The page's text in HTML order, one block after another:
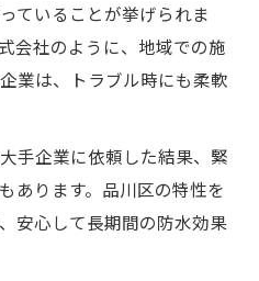
経年劣化を防ぐメンテナ
防水選びの実践的チェッ
で押さえるべきチェッ
信頼性を高める選定ポイ
ていることが挙げられま
会社のように、地域での施
業は、トラブル時にも柔軟
手企業に依頼した結果、緊
あります。品川区の特性を
安心して長期間の防水効果